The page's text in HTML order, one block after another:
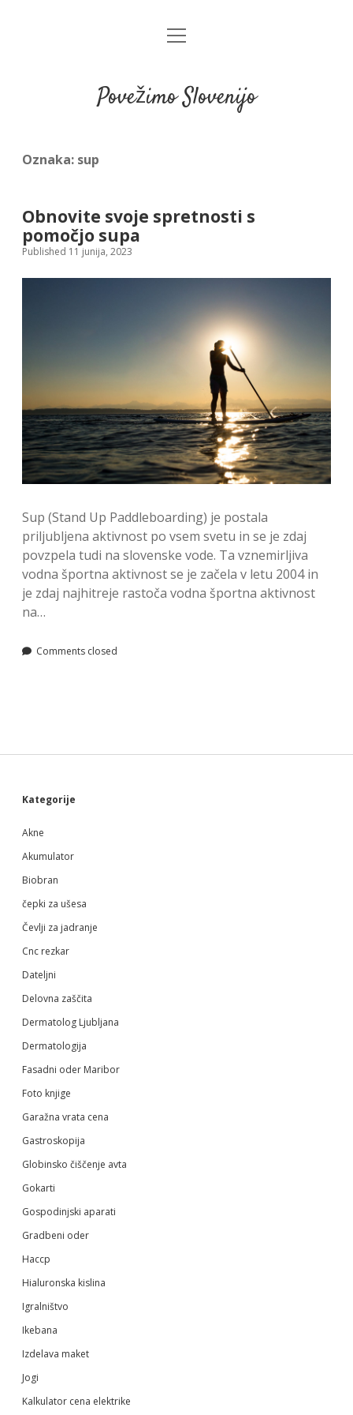
open
Povežimo Slovenijo
Oznaka: sup
Obnovite svoje spretnosti s
pomočjo supa
Published 11 junija, 2023
Sup (Stand Up Paddleboarding) je postala
priljubljena aktivnost po vsem svetu in se je zdaj
povzpela tudi na slovenske vode. Ta vznemirljiva
vodna športna aktivnost se je začela v letu 2004 in
je zdaj najhitreje rastoča vodna športna aktivnost
na…
Comments closed
Sidebar
Kategorije
Akne
Akumulator
Biobran
čepki za ušesa
Čevlji za jadranje
Cnc rezkar
Dateljni
Delovna zaščita
Dermatolog Ljubljana
Dermatologija
Fasadni oder Maribor
Foto knjige
Garažna vrata cena
Gastroskopija
Globinsko čiščenje avta
Gokarti
Gospodinjski aparati
Gradbeni oder
Haccp
Hialuronska kislina
Igralništvo
Ikebana
Izdelava maket
Jogi
Kalkulator cena elektrike